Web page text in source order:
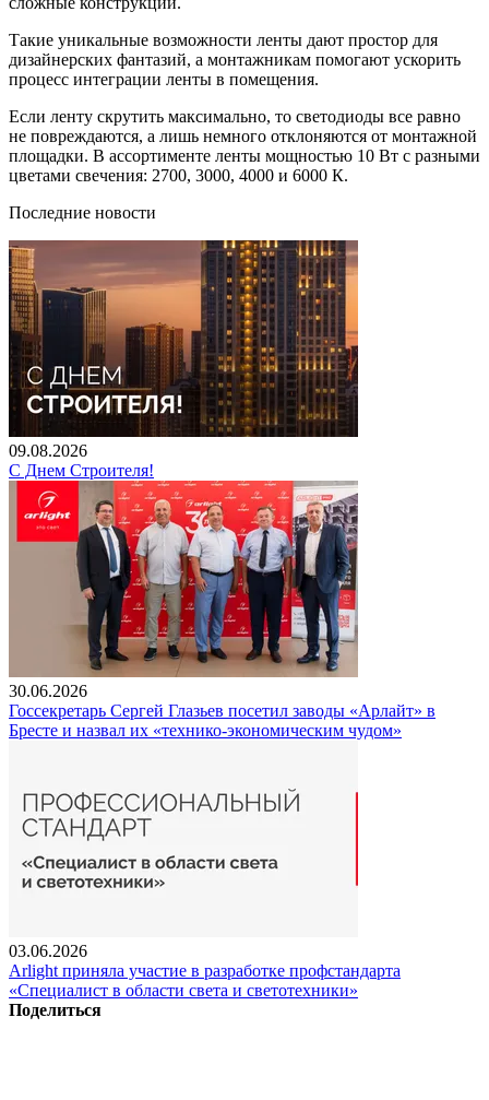
Такие уникальные возможности ленты дают простор для
дизайнерских фантазий, а монтажникам помогают ускорить
процесс интеграции ленты в помещения.
Если ленту скрутить максимально, то светодиоды все равно
не повреждаются, а лишь немного отклоняются от монтажной
площадки. В ассортименте ленты мощностью 10 Вт с разными
цветами свечения: 2700, 3000, 4000 и 6000 К.
Последние новости
09.08.2026
С Днем Строителя!
30.06.2026
Госсекретарь Сергей Глазьев посетил заводы «Арлайт» в
Бресте и назвал их «технико-экономическим чудом»
03.06.2026
Arlight приняла участие в разработке профстандарта
«Специалист в области света и светотехники»
Поделиться